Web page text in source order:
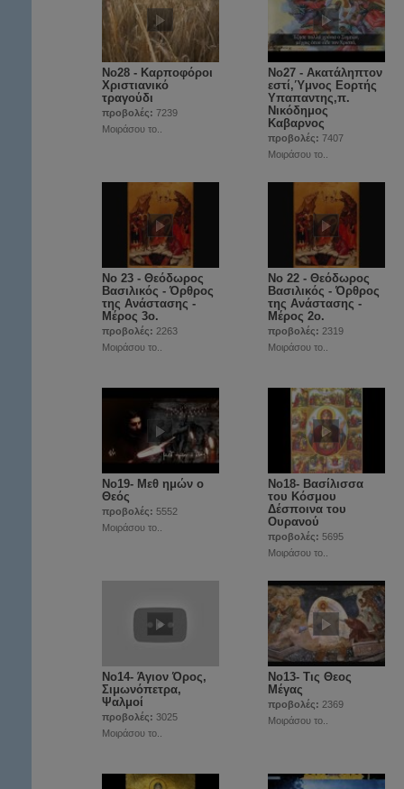
Νο28 - Καρποφόροι
Χριστιανικό
τραγούδι
προβολές: 7239
Μοιράσου το..
Νο27 - Ακατάληπτον
εστί,Ύμνος Εορτής
Υπαπαντης,π.
Νικόδημος
Καβαρνος
προβολές: 7407
Μοιράσου το..
Νο 23 - Θεόδωρος
Βασιλικός - Όρθρος
της Ανάστασης -
Μέρος 3ο.
προβολές: 2263
Μοιράσου το..
Νο 22 - Θεόδωρος
Βασιλικός - Όρθρος
της Ανάστασης -
Μέρος 2ο.
προβολές: 2319
Μοιράσου το..
Νο19- Μεθ ημών ο
Θεός
προβολές: 5552
Μοιράσου το..
Νο18- Βασίλισσα
του Κόσμου
Δέσποινα του
Ουρανού
προβολές: 5695
Μοιράσου το..
Νο14- Άγιον Όρος,
Σιμωνόπετρα,
Ψαλμοί
προβολές: 3025
Μοιράσου το..
Νο13- Τις Θεος
Μέγας
προβολές: 2369
Μοιράσου το..